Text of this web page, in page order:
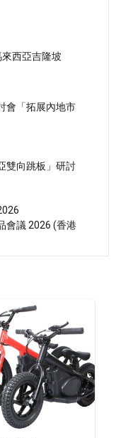
來西亞吉隆坡
會「拓展內地市
雙向跳板」研討
會議 2026 (香港
(香港會議展
(香港會議展
(香港會議展覽